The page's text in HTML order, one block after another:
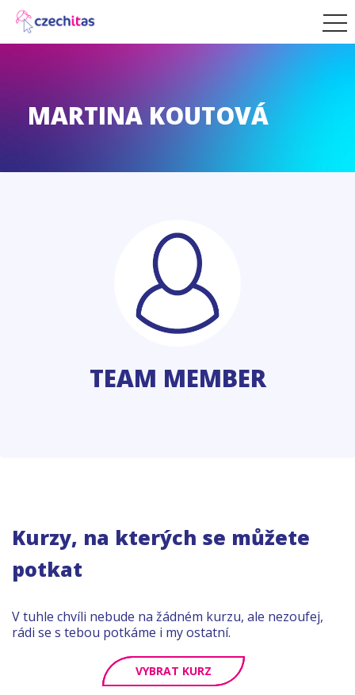
MARTINA KOUTOVÁ
TEAM MEMBER
Kurzy, na kterých se můžete
potkat
V tuhle chvíli nebude na žádném kurzu, ale nezoufej,
rádi se s tebou potkáme i my ostatní.
VYBRAT KURZ